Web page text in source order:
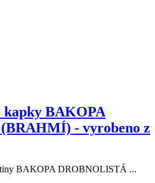
BAKOPA
- vyrobeno z
BAKOPA DROBNOLISTÁ ...